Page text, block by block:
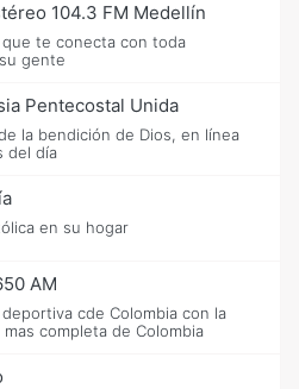
104.3 FM Medellín
que te conecta con toda
gente
Pentecostal Unida
la bendición de Dios, en línea
del día
en su hogar
AM
cde Colombia con la
completa de Colombia